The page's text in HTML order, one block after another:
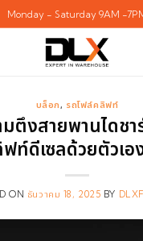
Monday - Saturday 9AM -
บล็อก, รถโฟล์คลิฟท์
ตึงสายพานไดชา
ท์ดีเซลด้วยตัวเอ
ON ธันวาคม 18, 2025 BY